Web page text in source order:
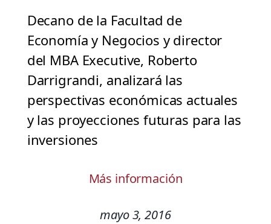
Decano de la Facultad de
Economía y Negocios y director
del MBA Executive, Roberto
Darrigrandi, analizará las
perspectivas económicas actuales
y las proyecciones futuras para las
inversiones
Más información
mayo 3, 2016